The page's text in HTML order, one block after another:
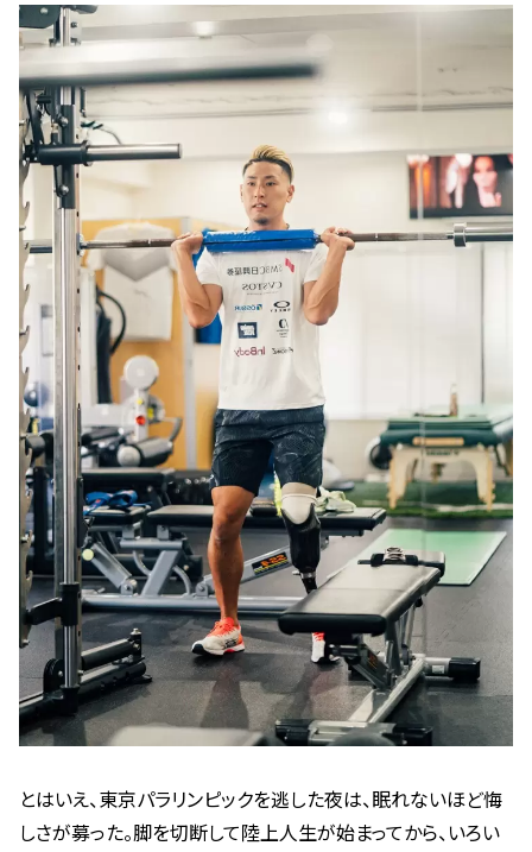
とはいえ、東京パラリンピックを逃した夜は、眠れないほど悔
しさが募った。脚を切断して陸上人生が始まってから、いろい